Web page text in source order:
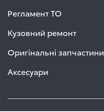
Регламент ТО
Кузовний ремонт
Оригінальні запчастини
Аксесуари